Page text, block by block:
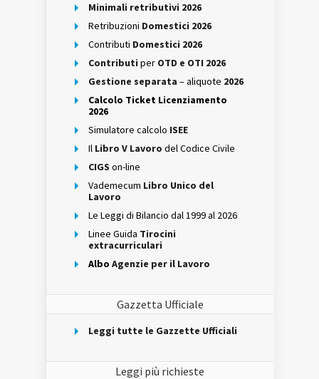
Minimali retributivi 2026
Retribuzioni Domestici 2026
Contributi Domestici 2026
Contributi per OTD e OTI 2026
Gestione separata – aliquote 2026
Calcolo Ticket Licenziamento
2026
Simulatore calcolo ISEE
Il Libro V Lavoro del Codice Civile
CIGS on-line
Vademecum Libro Unico del
Lavoro
Le Leggi di Bilancio dal 1999 al 2026
Linee Guida Tirocini
extracurriculari
Albo Agenzie per il Lavoro
Gazzetta Ufficiale
Leggi tutte le Gazzette Ufficiali
Leggi più richieste